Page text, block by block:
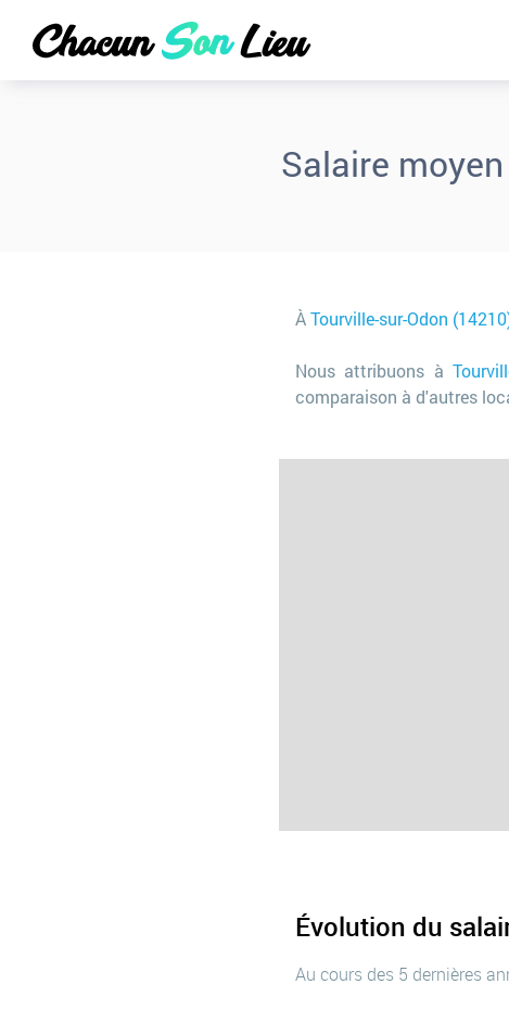
Salaire
ÀTourville-sur-Odon
Nous attribuons à
comparaison à d'autres
Évolution du
Au cours des 5 dernières